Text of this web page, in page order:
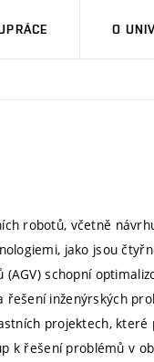
O
robotů, včetně
jako jsou
schopní
řešení inženýrských
projektech,
k řešení problémů v